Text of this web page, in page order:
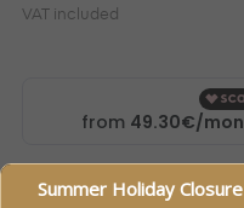
Summer Holiday Closure
VAT included